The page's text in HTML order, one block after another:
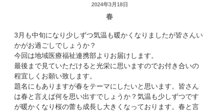
投
2024年3月18日
春
3月も中旬になり少しずつ気温も暖かくなりましたが皆さんい
かがお過ごしでしょうか？
今回は地域医療福祉連携部よりお届けします。
最後まで見ていただけると光栄に思いますのでお付き合いの
程宜しくお願い致します。
題名にもありますが春をテーマにしたいと思います。皆さん
は春と言えば何を思い出すでしょうか？気温も少しずつです
が暖かくなり桜の蕾も成長し大きくなっております。春と言